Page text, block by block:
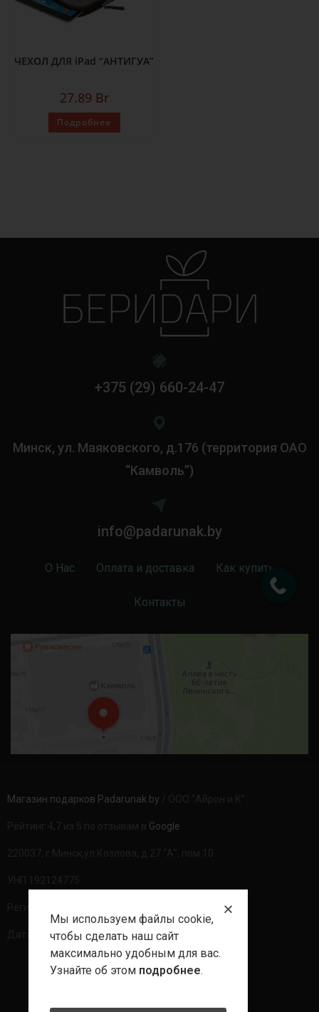
ЧЕХОЛ ДЛЯ iPad “АНТИГУА”
27.89 Br
Подробнее
+375 (29) 660-24-47
Минск, ул. Маяковского, д.176 (территория ОАО
“Камволь”)
info@padarunak.by
О Нас Оплата и доставка Как купить
Контакты
Магазин подарков Padarunak.by
Google
Дата регистрации: 20.08.2020г
Мы используем файлы cookie,
чтобы сделать наш сайт
максимально удобным для вас.
Узнайте об этом подробнее.